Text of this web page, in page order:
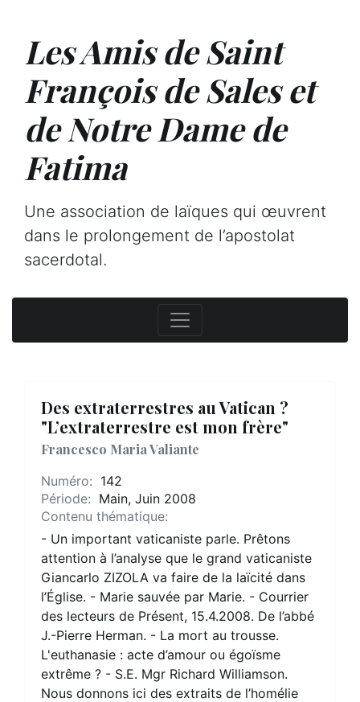
Les Amis de Saint
François de Sales et
de Notre Dame de
Fatima
Une association de laïques qui œuvrent
dans le prolongement de l’apostolat
sacerdotal.
Des extraterrestres au Vatican ?
"L’extraterrestre est mon frère"
Francesco Maria Valiante
Numéro: 142
Période: Main, Juin 2008
Contenu thématique:
- Un important vaticaniste parle. Prêtons
attention à l’analyse que le grand vaticaniste
Giancarlo ZIZOLA va faire de la laïcité dans
l’Église. - Marie sauvée par Marie. - Courrier
des lecteurs de Présent, 15.4.2008. De l’abbé
J.-Pierre Herman. - La mort au trousse.
L'euthanasie : acte d’amour ou égoïsme
extrême ? - S.E. Mgr Richard Williamson.
Nous donnons ici des extraits de l’homélie